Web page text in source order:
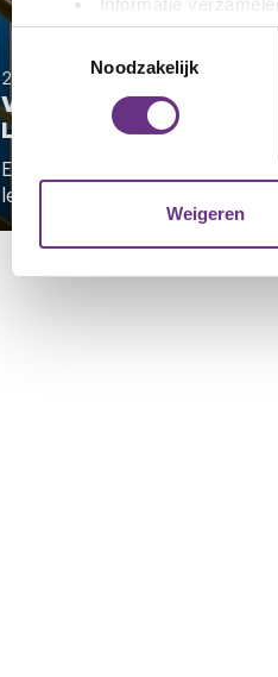
Informatie
Uw apparaat
Lees meer over hoe uw
toestemming op elk
websiteverkeer te
media, adverteren en
Noodzakelijk
Weigeren
23 juni 2026
Verbeterd eindbod SABIC
Limburg aangenomen
Een zeer ruime meerderheid van
leden heeft ingestemd met het...